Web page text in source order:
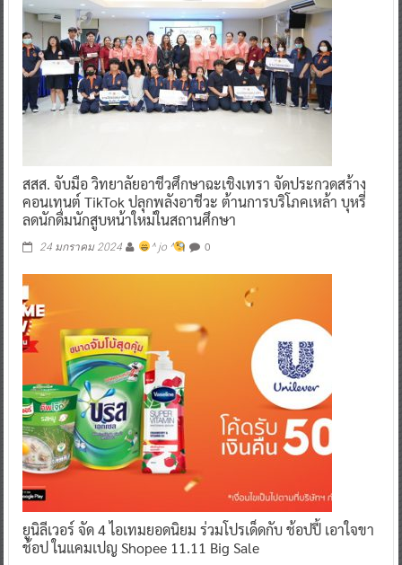
สสส. จับมือ วิทยาลัยอาชีวศึกษาฉะเชิงเทรา จัดประกวดสร้าง
คอนเทนต์ TikTok ปลุกพลังอาชีวะ ต้านการบริโภคเหล้า บุหรี่
ลดนักดื่มนักสูบหน้าใหม่ในสถานศึกษา
24 มกราคม 2024 ^ jo ^ 0
ยูนิลีเวอร์ จัด 4 ไอเทมยอดนิยม ร่วมโปรเด็ดกับ ช้อปปี้ เอาใจขา
ช้อป ในแคมเปญ Shopee 11.11 Big Sale